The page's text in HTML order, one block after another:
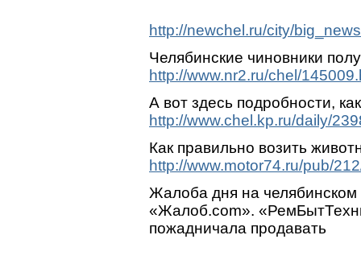
http://newchel.ru/city/
Челябинские чиновники
http://www.nr2.ru/chel/
А вот здесь подробности,
http://www.chel.kp.ru/daily/
Как правильно возить
http://www.motor74.ru/pub/
Жалоба дня на
«Жалоб.com».
пожадничала продавать